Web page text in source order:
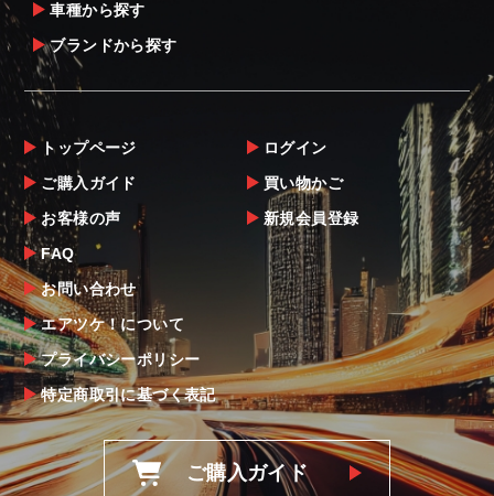
車種から探す
ブランドから探す
トップページ
ご購入ガイド
お客様の声
FAQ
お問い合わせ
エアツケ！について
プライバシーポリシー
特定商取引に基づく表記
ログイン
買い物かご
新規会員登録
ご購入ガイド